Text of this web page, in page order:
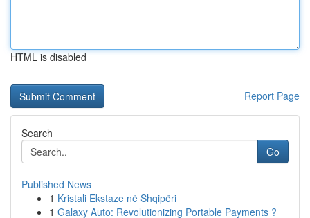
HTML is disabled
Report Page
Search
Go
Published News
1 Kristali Ekstaze në Shqipëri
1 Galaxy Auto: Revolutionizing Portable Payments ?